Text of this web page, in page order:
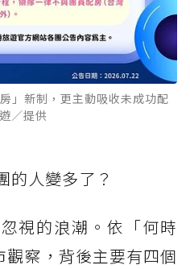
」新制，更主動吸收未成功配
／提供
的人變多了？
視的浪潮。依「何時
察，背後主要有四個